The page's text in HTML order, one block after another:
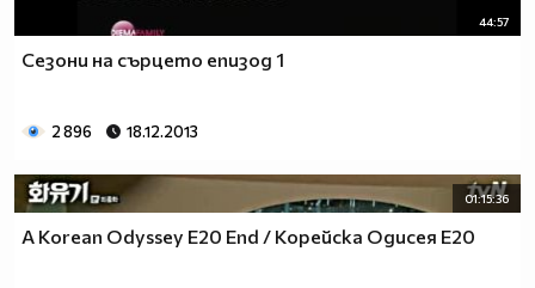
44:57
Сезони на сърцето епизод 1
2 896 18.12.2013
01:15:36
A Korean Odyssey E20 End / Корейска Одисея Е20